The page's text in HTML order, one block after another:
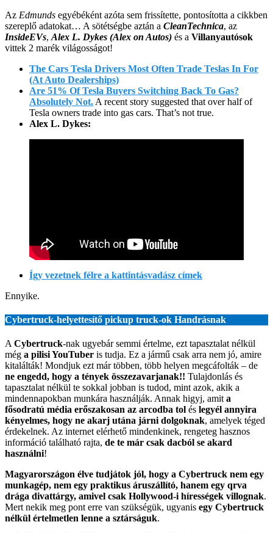
Az Edmunds egyébéként azóta sem frissítette, pontosította a cikkben
szereplő adatokat… A sötétségbe aztán a CleanTechnica, az
InsideEVs, Alex L. Dykes (Alex on Autos) és a Villanyautósok
vittek 2 marék világosságot!
The Cars Tesla Drivers Most Often Trade Teslas In For
(At Auto Dealerships)
Are 51% Of Tesla Buyers Switching Back To Gas?
Absolutely Not. A recent story suggested that over half of
Tesla owners trade into gas cars. That’s not true.
Alex L. Dykes:
Így vezetnek félre a kattintásvadász címek
Ennyike.
Cybertruck-helyettesítő pickup truck-ok Handrásnak
A Cybertruck-nak ugyebár semmi értelme, ezt tapasztalat nélkül
még a pilisi YouTuber is tudja. Ez a jármű csak arra nem jó, amire
kitalálták! Mondjuk ezt már többen, több helyen megcáfolták – de
ne engedd, hogy a tények összezavarjanak!! Tulajdonlás és
tapasztalat nélkül te sokkal jobban is tudod, mint azok, akik a
mindennapokban munkára használják. Annak higyj, amit a
fősodratú média erőszakosan az arcodba tol és legyél annyira
kényelmes, hogy ne akarj utána járni dolgoknak, amelyek téged
érdekelnek. Az internet elérhető mindenkinek, rengeteg hasznos
információ található rajta, de te már csak dacból se akard
használni!
Magyarországon élve tudjátok jól, hogy a Cybertruck nem egy
munkagép, nem egy praktikus áruszállító, hanem egy qrva
drága divattárgy, amivel csak Hollywood-i hírességek villognak.
Mert nekik meg pont erre van szükségük, ugyanis egy Cybertruck
nélkül értelmetlen lenne a sztárságuk.